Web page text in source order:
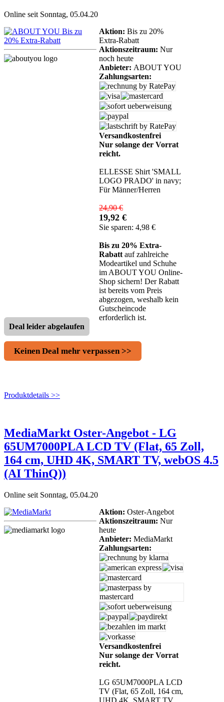
Online seit Sonntag, 05.04.20
Aktion: Bis zu 20%
Extra-Rabatt
Aktionszeitraum: Nur
noch heute
Anbieter: ABOUT YOU
Zahlungsarten:
Versandkostenfrei
Nur solange der Vorrat
reicht.
ELLESSE Shirt 'SMALL
LOGO PRADO' in navy;
Für Männer/Herren
24,90 €
19,92 €
Sie sparen: 4,98 €
Bis zu 20% Extra-
Rabatt auf zahlreiche
Modeartikel und Schuhe
im ABOUT YOU Online-
Shop sichern! Der Rabatt
ist bereits vom Preis
abgezogen, weshalb kein
Gutscheincode
erforderlich ist.
Deal leider abgelaufen
Keinen Deal mehr verpassen >>
Produktdetails >>
MediaMarkt Oster-Angebot - LG
65UM7000PLA LCD TV (Flat, 65 Zoll,
164 cm, UHD 4K, SMART TV, webOS 4.5
(AI ThinQ))
Online seit Sonntag, 05.04.20
Aktion: Oster-Angebot
Aktionszeitraum: Nur
heute
Anbieter: MediaMarkt
Zahlungsarten:
Versandkostenfrei
Nur solange der Vorrat
reicht.
LG 65UM7000PLA LCD
TV (Flat, 65 Zoll, 164 cm,
UHD 4K, SMART TV,